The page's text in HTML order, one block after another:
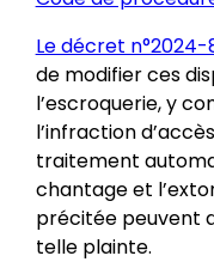
Le décret n°2024-
de modifier ces
l’escroquerie, y
l’infraction
traitement
chantage et
précitée peuvent
telle plainte.